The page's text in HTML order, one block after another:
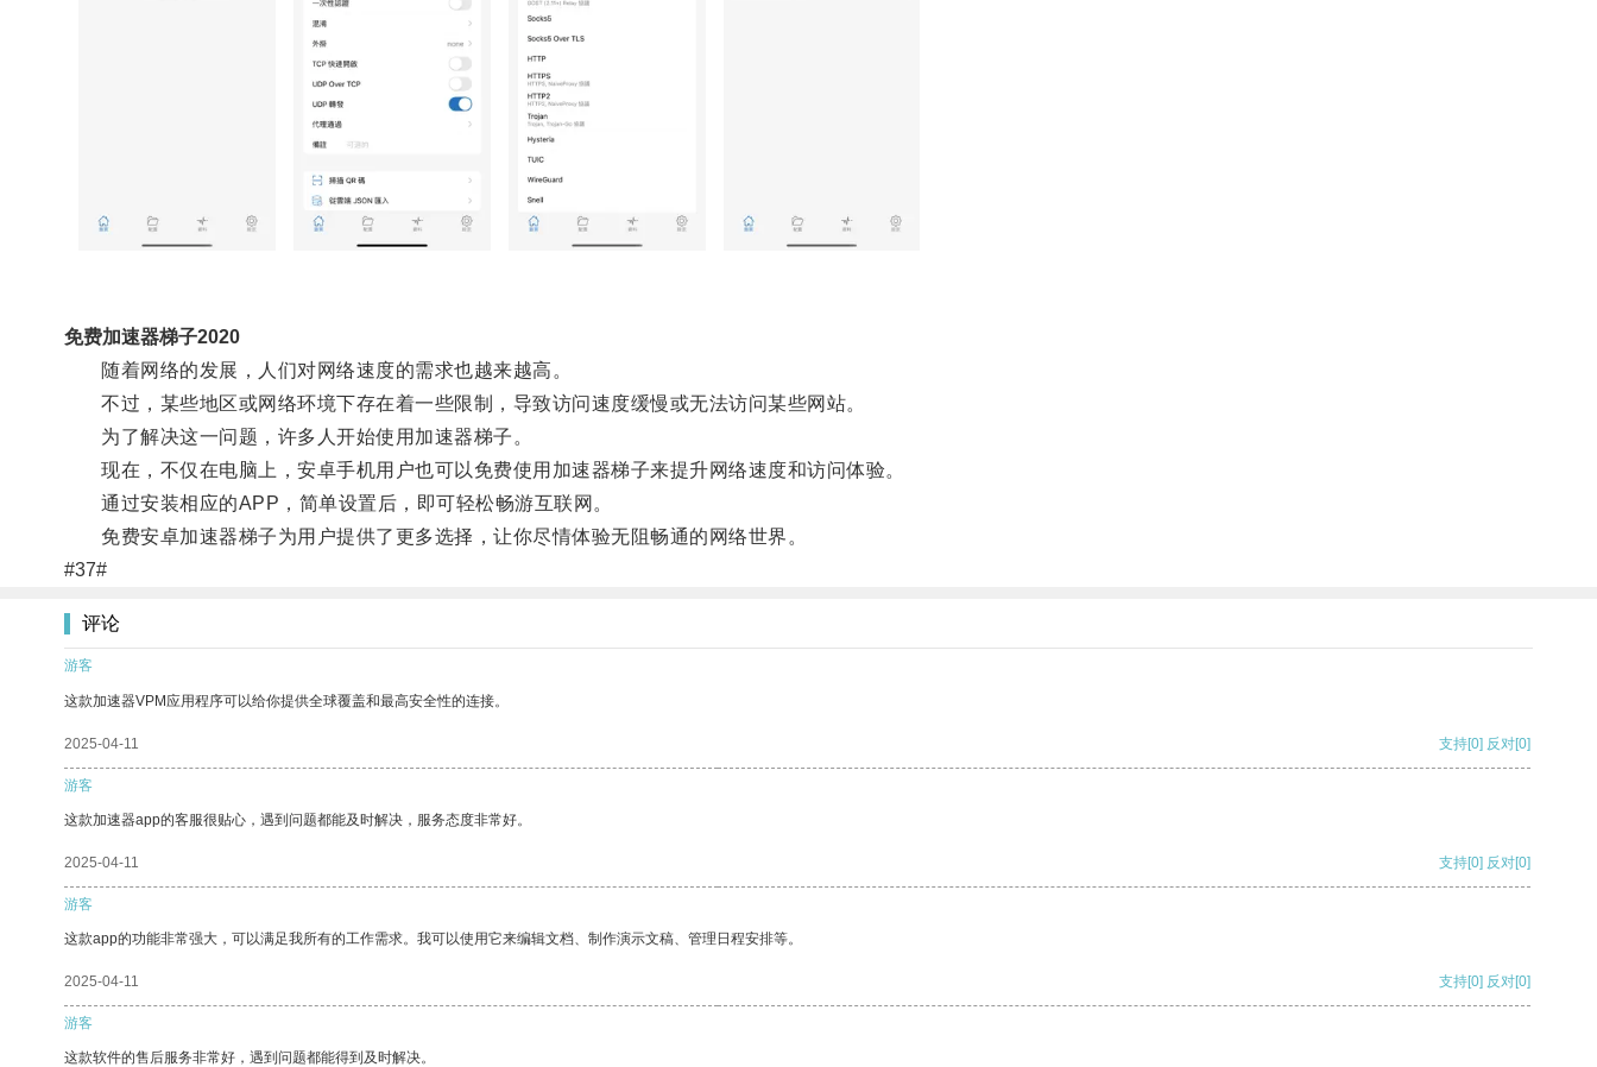
免费加速器梯子2020
随着网络的发展，人们对网络速度的需求也越来越高。
不过，某些地区或网络环境下存在着一些限制，导致访问速度缓慢或无法访问某些网站。
为了解决这一问题，许多人开始使用加速器梯子。
现在，不仅在电脑上，安卓手机用户也可以免费使用加速器梯子来提升网络速度和访问体验。
通过安装相应的APP，简单设置后，即可轻松畅游互联网。
免费安卓加速器梯子为用户提供了更多选择，让你尽情体验无阻畅通的网络世界。
#37#
评论
游客
这款加速器VPM应用程序可以给你提供全球覆盖和最高安全性的连接。
2025-04-11 支持[0] 反对[0]
游客
这款加速器app的客服很贴心，遇到问题都能及时解决，服务态度非常好。
2025-04-11 支持[0] 反对[0]
游客
这款app的功能非常强大，可以满足我所有的工作需求。我可以使用它来编辑文档、制作演示文稿、管理日程安排等。
2025-04-11 支持[0] 反对[0]
游客
这款软件的售后服务非常好，遇到问题都能得到及时解决。